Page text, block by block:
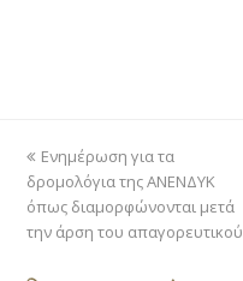
previous
post:
Ενημέρωση για τα
δρομολόγια της ΑΝΕΝΔΥΚ
όπως διαμορφώνονται μετά
την άρση του απαγορευτικού